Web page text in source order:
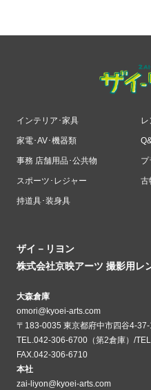
インテリア･家具
家電･AV･機器類
事務 店舗用品･公共物
スポーツ･レジャー
持道具･装身具
レ
プ
古
ザイ－リヨン
株式会社京映アーツ 撮影用レ
大森倉庫
omori@kyoei-arts.com
〒183-0035 東京都府中市四谷4-37-
TEL.042-306-6700（第2倉庫）/
FAX.042-306-6710
本社
zai-liyon@kyoei-arts.com